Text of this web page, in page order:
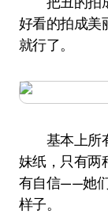
好看的拍成
就行了。
基本上所有
妹纸，只有两
有自信——她
样子。